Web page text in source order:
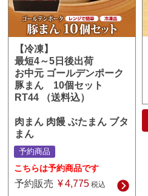
【冷凍】
最短4～5日後出荷
お中元 ゴールデンポーク
豚まん 10個セット
RT44 （送料込）
肉まん 肉饅 ぶたまん ブタ
まん
予約商品
こちらは予約商品です
予約販売 ¥ 4,775 税込